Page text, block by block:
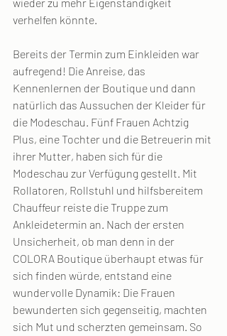
verhelfen könnte.
Bereits der Termin zum Einkleiden war
aufregend! Die Anreise, das
Kennenlernen der Boutique und dann
natürlich das Aussuchen der Kleider für
die Modeschau. Fünf Frauen Achtzig
Plus, eine Tochter und die Betreuerin mit
ihrer Mutter, haben sich für die
Modeschau zur Verfügung gestellt. Mit
Rollatoren, Rollstuhl und hilfsbereitem
Chauffeur reiste die Truppe zum
Ankleidetermin an. Nach der ersten
Unsicherheit, ob man denn in der
COLORA Boutique überhaupt etwas für
sich finden würde, entstand eine
wundervolle Dynamik: Die Frauen
bewunderten sich gegenseitig, machten
sich Mut und scherzten gemeinsam. So